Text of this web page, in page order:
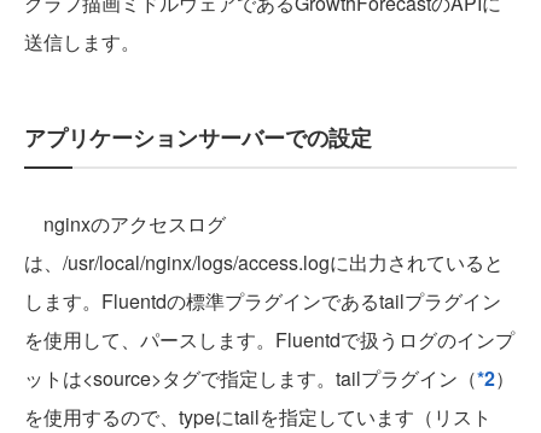
送信します。
アプリケーションサーバーでの設定
nginxのアクセスログ
は、/usr/local/nginx/logs/access.logに出力されていると
します。Fluentdの標準プラグインであるtailプラグイン
を使用して、パースします。Fluentdで扱うログのインプ
ットは<source>タグで指定します。tailプラグイン（*2）
を使用するので、typeにtailを指定しています（リスト